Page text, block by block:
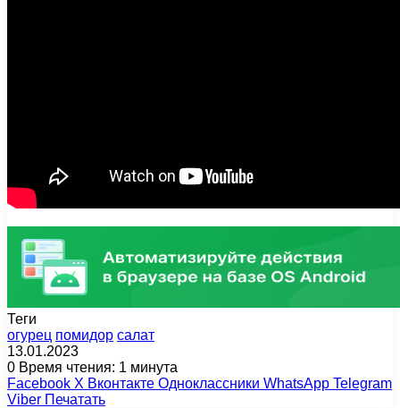
Теги
огурец помидор салат
13.01.2023
0 Время чтения: 1 минута
Facebook X Вконтакте Одноклассники WhatsApp Telegram
Viber Печатать